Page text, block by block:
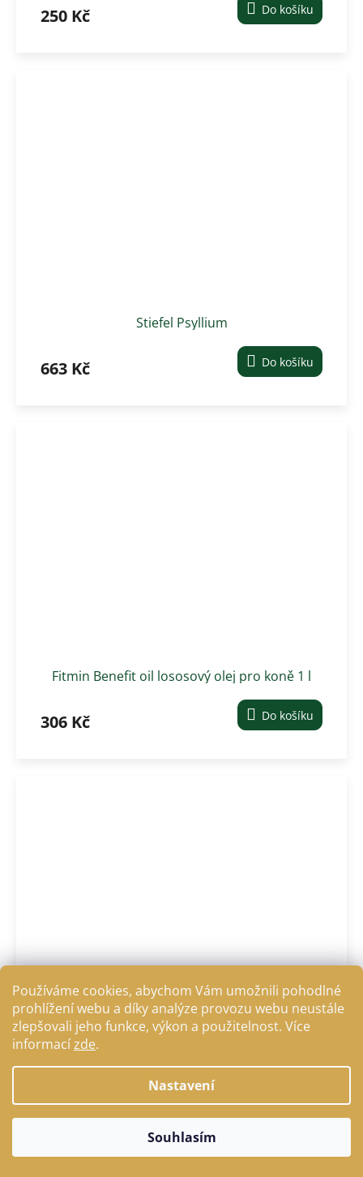
Používáme cookies, abychom Vám umožnili pohodlné
prohlížení webu a díky analýze provozu webu neustále
zlepšovali jeho funkce, výkon a použitelnost. Více
informacízde.
Nastavení
Souhlasím
250 Kč Do košíku
Stiefel Psyllium
663 Kč Do košíku
Fitmin Benefit oil lososový olej pro koně 1 l
306 Kč Do košíku
Mikrop SE-VIT (selen a vitamín E) 1 kg
338 Kč Do košíku